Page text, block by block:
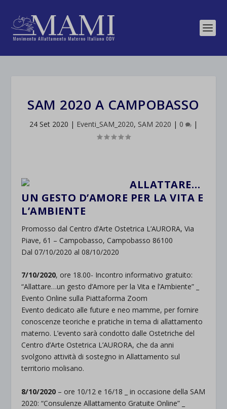
SAM 2020 A CAMPOBASSO
24 Set 2020 | Eventi_SAM_2020, SAM 2020 | 0 |
ALLATTARE…
UN GESTO D’AMORE PER LA VITA E
L’AMBIENTE
Promosso dal Centro d’Arte Ostetrica L’AURORA, Via
Piave, 61 – Campobasso, Campobasso 86100
Dal 07/10/2020 al 08/10/2020
7/10/2020, ore 18.00- Incontro informativo gratuito:
“Allattare…un gesto d’Amore per la Vita e l’Ambiente” _
Evento Online sulla Piattaforma Zoom
Evento dedicato alle future e neo mamme, per fornire
conoscenze teoriche e pratiche in tema di allattamento
materno. L’evento sarà condotto dalle Ostetriche del
Centro d’Arte Ostetrica L’AURORA, che da anni
svolgono attività di sostegno in Allattamento sul
territorio molisano.
8/10/2020 – ore 10/12 e 16/18 _ in occasione della SAM
2020: “Consulenze Allattamento Gratuite Online” _